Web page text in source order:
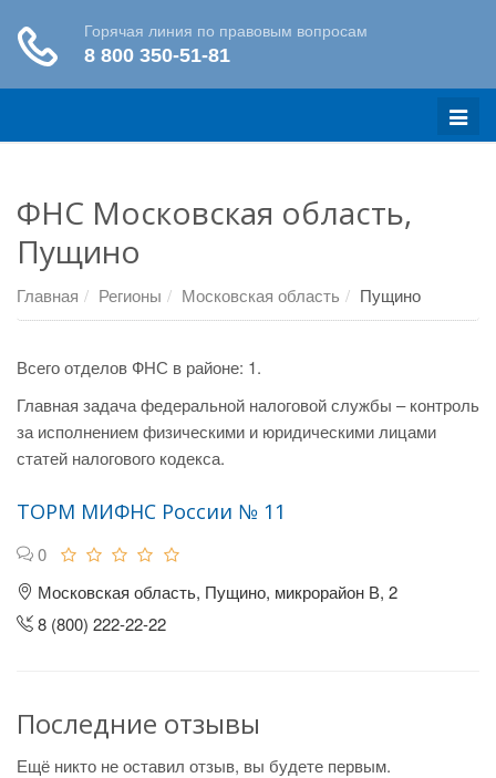
Меню
ФНС Московская область,
Пущино
Главная Регионы Московская область Пущино
Всего отделов ФНС в районе: 1.
Главная задача федеральной налоговой службы – контроль
за исполнением физическими и юридическими лицами
статей налогового кодекса.
ТОРМ МИФНС России № 11
0
Московская область, Пущино, микрорайон В, 2
8 (800) 222-22-22
Последние отзывы
Ещё никто не оставил отзыв, вы будете первым.